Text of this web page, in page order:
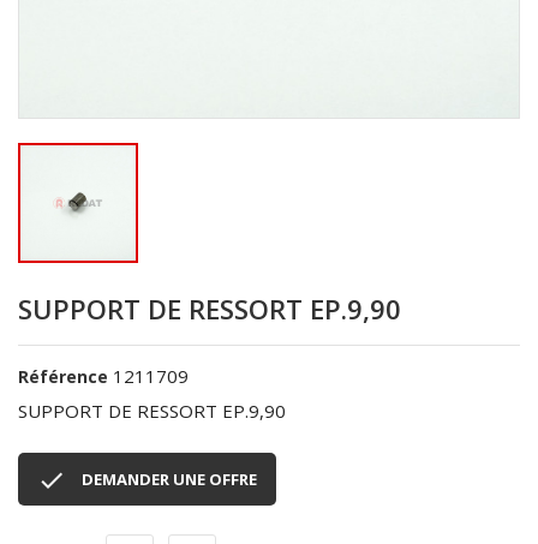
SUPPORT DE RESSORT EP.9,90
Référence 1211709
SUPPORT DE RESSORT EP.9,90
 DEMANDER UNE OFFRE